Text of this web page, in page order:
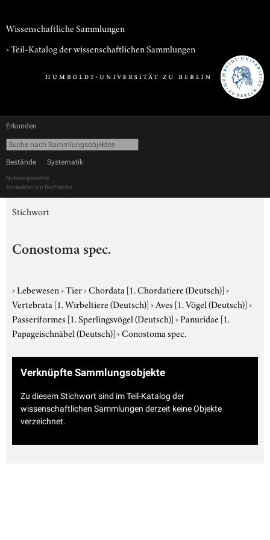
Wissenschaftliche Sammlungen
› Teil-Katalog der wissenschaftlichen Sammlungen
Erkunden
Bestände Systematik
Nutzungsrechte
Anmelden zur Recherche
Stichwort
Conostoma spec.
›Lebewesen›Tier›Chordata [1. Chordatiere (Deutsch)]›
Vertebrata [1. Wirbeltiere (Deutsch)]›Aves [1. Vögel (Deutsch)]›
Passeriformes [1. Sperlingsvögel (Deutsch)]›Panuridae [1.
Papageischnäbel (Deutsch)]›Conostoma spec.
Verknüpfte Sammlungsobjekte
Zu diesem Stichwort sind im Teil-Katalog der
wissenschaftlichen Sammlungen derzeit keine Objekte
verzeichnet.